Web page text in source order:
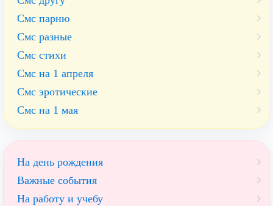
Смс парню
Смс разные
Смс стихи
Смс на 1 апреля
Смс эротические
Смс на 1 мая
На день рождения
Важные события
На работу и учебу